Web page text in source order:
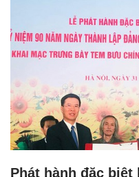
Phát hành đặc biệt